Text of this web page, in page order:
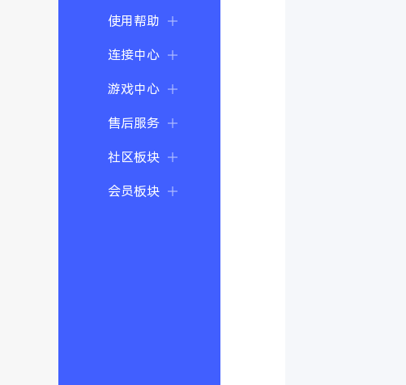
使用帮助
连接中心
游戏中心
售后服务
社区板块
会员板块